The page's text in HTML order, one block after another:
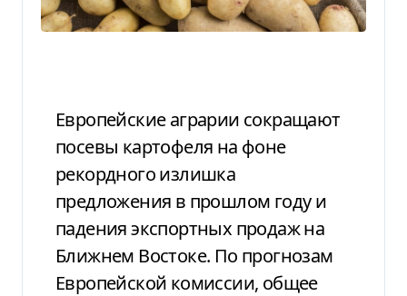
Европейские аграрии сокращают
посевы картофеля на фоне
рекордного излишка
предложения в прошлом году и
падения экспортных продаж на
Ближнем Востоке. По прогнозам
Европейской комиссии, общее